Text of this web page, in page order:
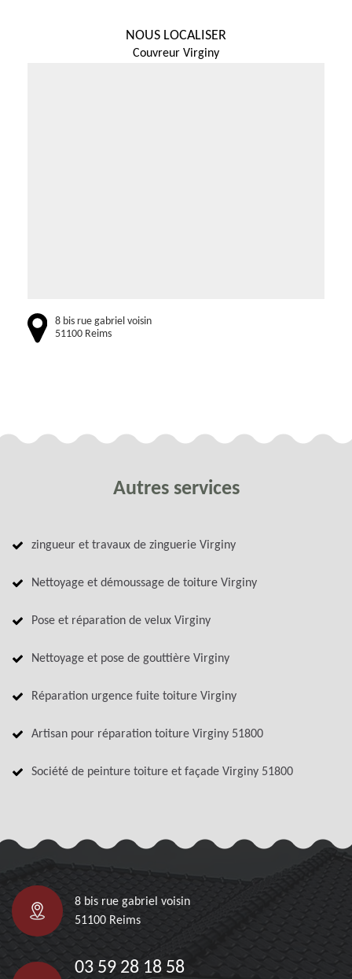
NOUS LOCALISER
Couvreur Virginy
8 bis rue gabriel voisin
51100 Reims
Autres services
zingueur et travaux de zinguerie Virginy
Nettoyage et démoussage de toiture Virginy
Pose et réparation de velux Virginy
Nettoyage et pose de gouttière Virginy
Réparation urgence fuite toiture Virginy
Artisan pour réparation toiture Virginy 51800
Société de peinture toiture et façade Virginy 51800
8 bis rue gabriel voisin
51100 Reims
03 59 28 18 58